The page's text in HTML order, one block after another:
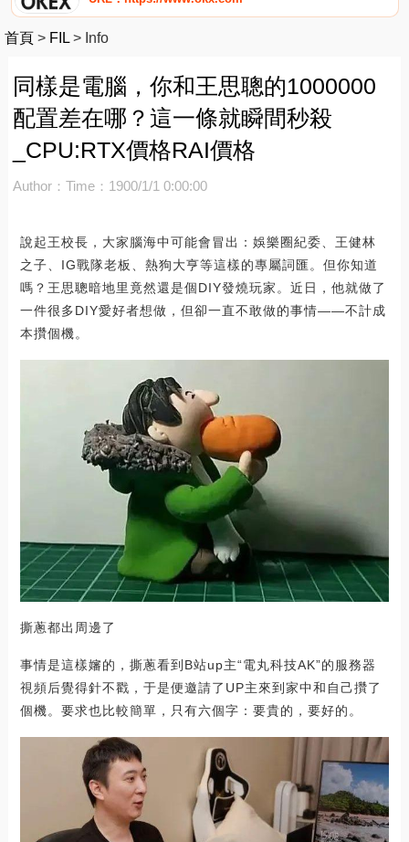
首頁 > FIL > Info
同樣是電腦，你和王思聰的1000000
配置差在哪？這一條就瞬間秒殺
_CPU:RTX價格RAI價格
Author： Time：1900/1/1 0:00:00
說起王校長，大家腦海中可能會冒出：娛樂圈紀委、王健林
之子、IG戰隊老板、熱狗大亨等這樣的專屬詞匯。但你知道
嗎？王思聰暗地里竟然還是個DIY發燒玩家。近日，他就做了
一件很多DIY愛好者想做，但卻一直不敢做的事情——不計成
本攢個機。
撕蔥都出周邊了
事情是這樣嬸的，撕蔥看到B站up主“電丸科技AK”的服務器
視頻后覺得針不戳，于是便邀請了UP主來到家中和自己攢了
個機。要求也比較簡單，只有六個字：要貴的，要好的。